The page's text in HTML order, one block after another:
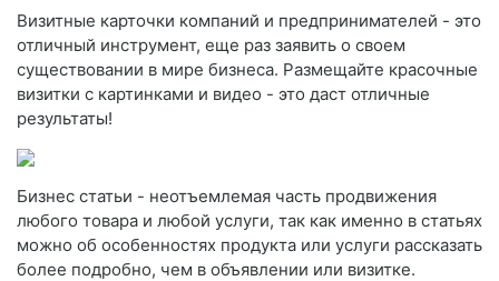
Визитные карточки компаний и предпринимателей - это
отличный инструмент, еще раз заявить о своем
существовании в мире бизнеса. Размещайте красочные
визитки с картинками и видео - это даст отличные
результаты!
Бизнес статьи - неотъемлемая часть продвижения
любого товара и любой услуги, так как именно в статьях
можно об особенностях продукта или услуги рассказать
более подробно, чем в объявлении или визитке.